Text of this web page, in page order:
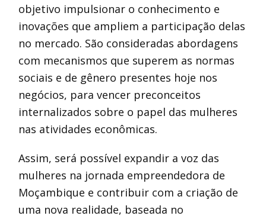
objetivo impulsionar o conhecimento e
inovações que ampliem a participação delas
no mercado. São consideradas abordagens
com mecanismos que superem as normas
sociais e de gênero presentes hoje nos
negócios, para vencer preconceitos
internalizados sobre o papel das mulheres
nas atividades econômicas.
Assim, será possível expandir a voz das
mulheres na jornada empreendedora de
Moçambique e contribuir com a criação de
uma nova realidade, baseada no